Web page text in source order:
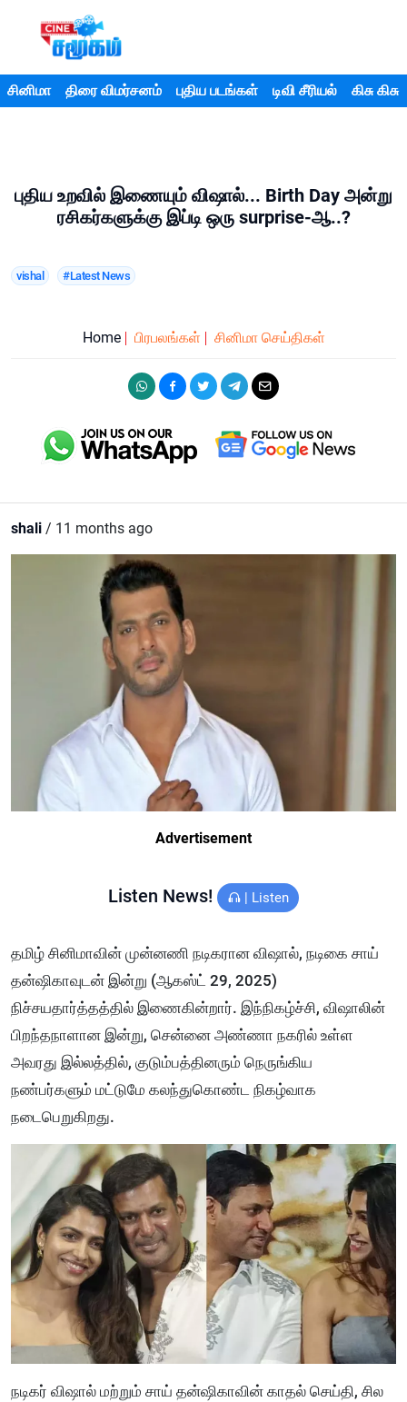
சினிமா திரை விமர்சனம் புதிய படங்கள் டிவி சீரியல் கிசு கிசு
புதிய உறவில் இணையும் விஷால்... Birth Day அன்று
ரசிகர்களுக்கு இப்டி ஒரு surprise-ஆ..?
vishal #Latest News
Home பிரபலங்கள் சினிமா செய்திகள்
shali / 11 months ago
Advertisement
Listen News! | Listen
தமிழ் சினிமாவின் முன்னணி நடிகரான விஷால், நடிகை சாய்
தன்ஷிகாவுடன் இன்று (ஆகஸ்ட் 29, 2025)
நிச்சயதார்த்தத்தில் இணைகின்றார். இந்நிகழ்ச்சி, விஷாலின்
பிறந்தநாளான இன்று, சென்னை அண்ணா நகரில் உள்ள
அவரது இல்லத்தில், குடும்பத்தினரும் நெருங்கிய
நண்பர்களும் மட்டுமே கலந்துகொண்ட நிகழ்வாக
நடைபெறுகிறது.
நடிகர் விஷால் மற்றும் சாய் தன்ஷிகாவின் காதல் செய்தி, சில